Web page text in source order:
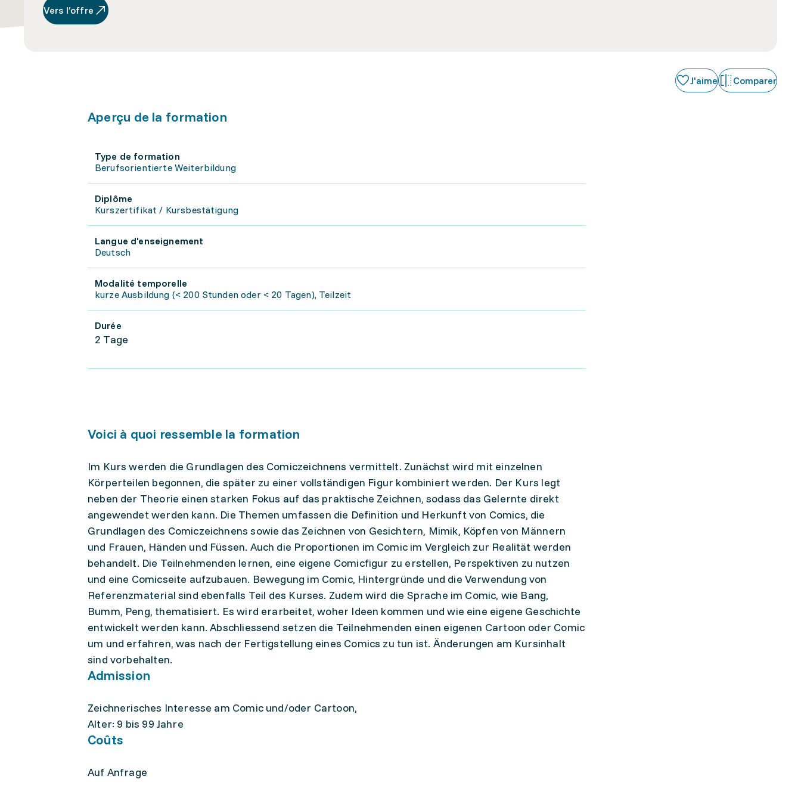
Vers l’offre
J'aime Comparer
Aperçu de la formation
Type de formation
Berufsorientierte Weiterbildung
Diplôme
Kurszertifikat / Kursbestätigung
Langue d'enseignement
Deutsch
Modalité temporelle
kurze Ausbildung (< 200 Stunden oder < 20 Tagen), Teilzeit
Durée
2 Tage
Voici à quoi ressemble la formation
Im Kurs werden die Grundlagen des Comiczeichnens vermittelt. Zunächst wird mit einzelnen
Körperteilen begonnen, die später zu einer vollständigen Figur kombiniert werden. Der Kurs legt
neben der Theorie einen starken Fokus auf das praktische Zeichnen, sodass das Gelernte direkt
angewendet werden kann. Die Themen umfassen die Definition und Herkunft von Comics, die
Grundlagen des Comiczeichnens sowie das Zeichnen von Gesichtern, Mimik, Köpfen von Männern
und Frauen, Händen und Füssen. Auch die Proportionen im Comic im Vergleich zur Realität werden
behandelt. Die Teilnehmenden lernen, eine eigene Comicfigur zu erstellen, Perspektiven zu nutzen
und eine Comicseite aufzubauen. Bewegung im Comic, Hintergründe und die Verwendung von
Referenzmaterial sind ebenfalls Teil des Kurses. Zudem wird die Sprache im Comic, wie Bang,
Bumm, Peng, thematisiert. Es wird erarbeitet, woher Ideen kommen und wie eine eigene Geschichte
entwickelt werden kann. Abschliessend setzen die Teilnehmenden einen eigenen Cartoon oder Comic
um und erfahren, was nach der Fertigstellung eines Comics zu tun ist. Änderungen am Kursinhalt
sind vorbehalten.
Admission
Zeichnerisches Interesse am Comic und/oder Cartoon,
Alter: 9 bis 99 Jahre
Coûts
Auf Anfrage